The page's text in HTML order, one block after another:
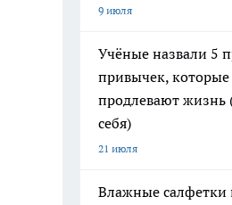
9 июля
Учёные назвали 5
привычек, которые
продлевают жизнь
себя)
21 июля
Влажные салфетки